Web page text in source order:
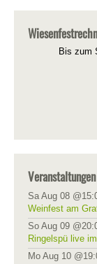
Bis zum
Veranstaltungen
Sa Aug 08
Weinfest am
So Aug 09
Ringelspü live
Mo Aug 10